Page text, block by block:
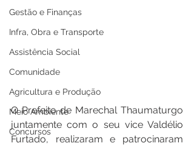
Gestão e Finanças
Infra, Obra e Transporte
Assistência Social
Comunidade
Agricultura e Produção
Meio Ambiente
Concursos
O Prefeito de Marechal Thaumaturgo
juntamente com o seu vice Valdélio
Furtado, realizaram e patrocinaram